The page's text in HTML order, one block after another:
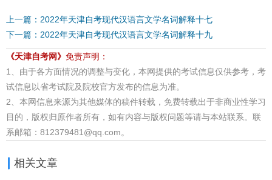
上一篇：2022年天津自考现代汉语言文学名词解释十七
下一篇：2022年天津自考现代汉语言文学名词解释十九
《天津自考网》 免责声明：
1、由于各方面情况的调整与变化，本网提供的考试信息仅供参考，考
试信息以省考试院及院校官方发布的信息为准。
2、本网信息来源为其他媒体的稿件转载，免费转载出于非商业性学习
目的，版权归原作者所有，如有内容与版权问题等请与本站联系。联
系邮箱：812379481@qq.com。
相关文章